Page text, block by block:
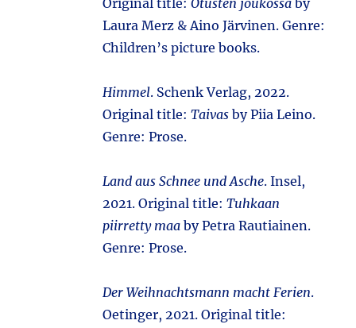
Original title:Otusten joukossa by
Laura Merz & Aino Järvinen. Genre:
Children’s picture books.
Himmel. Schenk Verlag, 2022.
Original title:Taivas by Piia Leino.
Genre: Prose.
Land aus Schnee und Asche. Insel,
2021. Original title:Tuhkaan
piirretty maa by Petra Rautiainen.
Genre: Prose.
Der Weihnachtsmann macht Ferien.
Oetinger, 2021. Original title: